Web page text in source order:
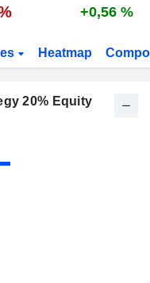
+0,56 %
Heatmap
20% Equity